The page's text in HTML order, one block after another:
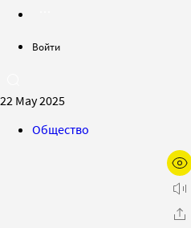
Войти
22 May 2025
Общество